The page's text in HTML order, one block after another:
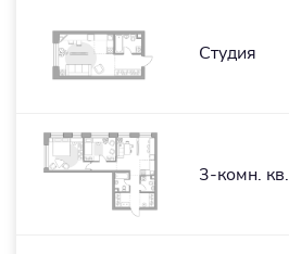
Студия
3-комн. кв.